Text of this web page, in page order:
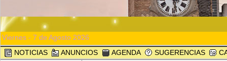
Viernes - 7 de Agosto 2026
NOTICIAS
ANUNCIOS AGENDA SUGERENCIAS